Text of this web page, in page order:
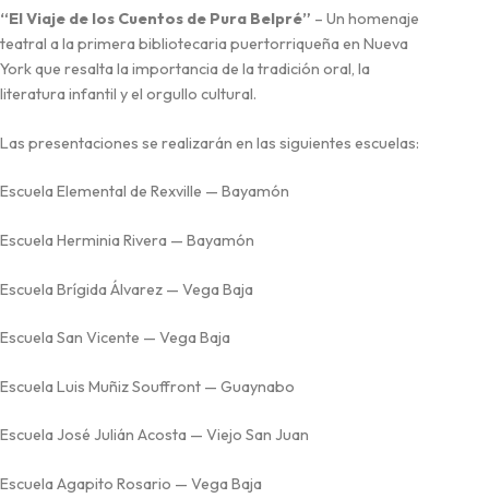
“El Viaje de los Cuentos de Pura Belpré” – Un homenaje
teatral a la primera bibliotecaria puertorriqueña en Nueva
York que resalta la importancia de la tradición oral, la
literatura infantil y el orgullo cultural.
Las presentaciones se realizarán en las siguientes escuelas:
Escuela Elemental de Rexville — Bayamón
Escuela Herminia Rivera — Bayamón
Escuela Brígida Álvarez — Vega Baja
Escuela San Vicente — Vega Baja
Escuela Luis Muñiz Souffront — Guaynabo
Escuela José Julián Acosta — Viejo San Juan
Escuela Agapito Rosario — Vega Baja